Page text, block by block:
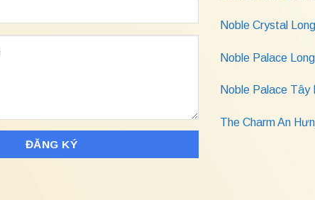
Noble Crystal
Noble Palace
Noble Palace Tây
The Charm An